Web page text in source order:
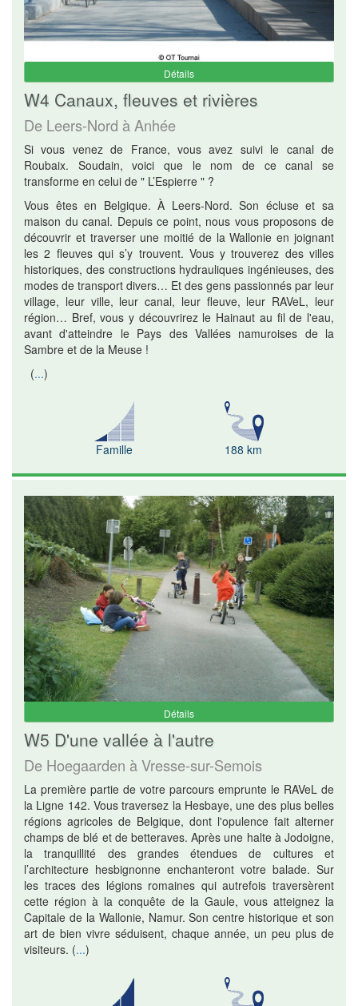
Détails
W4 Canaux, fleuves et rivières
De Leers-Nord à Anhée
Si vous venez de France, vous avez suivi le canal de
Roubaix. Soudain, voici que le nom de ce canal se
transforme en celui de " L’Espierre " ?
Vous êtes en Belgique. À Leers-Nord. Son écluse et sa
maison du canal. Depuis ce point, nous vous proposons de
découvrir et traverser une moitié de la Wallonie en joignant
les 2 fleuves qui s’y trouvent. Vous y trouverez des villes
historiques, des constructions hydrauliques ingénieuses, des
modes de transport divers… Et des gens passionnés par leur
village, leur ville, leur canal, leur fleuve, leur RAVeL, leur
région… Bref, vous y découvrirez le Hainaut au fil de l'eau,
avant d'atteindre le Pays des Vallées namuroises de la
Sambre et de la Meuse !
(...)
Famille 188 km
Détails
W5 D'une vallée à l'autre
De Hoegaarden à Vresse-sur-Semois
La première partie de votre parcours emprunte le RAVeL de
la Ligne 142. Vous traversez la Hesbaye, une des plus belles
régions agricoles de Belgique, dont l'opulence fait alterner
champs de blé et de betteraves. Après une halte à Jodoigne,
la tranquillité des grandes étendues de cultures et
l’architecture hesbignonne enchanteront votre balade. Sur
les traces des légions romaines qui autrefois traversèrent
cette région à la conquête de la Gaule, vous atteignez la
Capitale de la Wallonie, Namur. Son centre historique et son
art de bien vivre séduisent, chaque année, un peu plus de
visiteurs. (...)